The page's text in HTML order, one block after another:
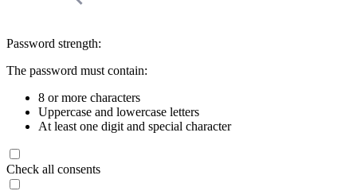
Password strength:
The password must contain:
8 or more characters
Uppercase and lowercase letters
At least one digit and special character
Check all consents